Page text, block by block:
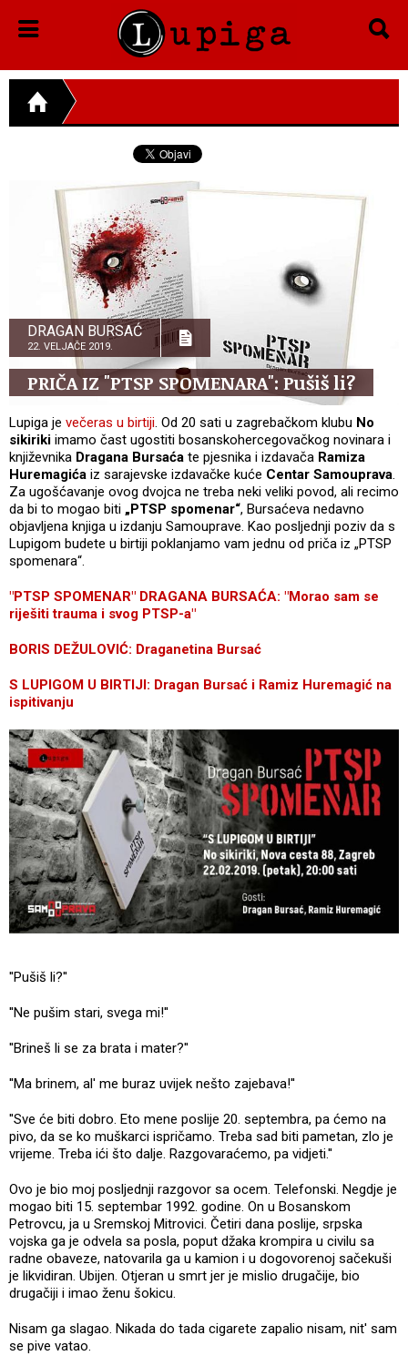
DRAGAN BURSAĆ
22. VELJAČE 2019.
PRIČA IZ "PTSP SPOMENARA": Pušiš li?
Lupiga je večeras u birtiji. Od 20 sati u zagrebačkom klubu No
sikiriki imamo čast ugostiti bosanskohercegovačkog novinara i
književnika Dragana Bursaća te pjesnika i izdavača Ramiza
Huremagića iz sarajevske izdavačke kuće Centar Samouprava.
Za ugošćavanje ovog dvojca ne treba neki veliki povod, ali recimo
da bi to mogao biti „PTSP spomenar“, Bursaćeva nedavno
objavljena knjiga u izdanju Samouprave. Kao posljednji poziv da s
Lupigom budete u birtiji poklanjamo vam jednu od priča iz „PTSP
spomenara“.
"PTSP SPOMENAR" DRAGANA BURSAĆA: "Morao sam se
riješiti trauma i svog PTSP-a"
BORIS DEŽULOVIĆ: Draganetina Bursać
S LUPIGOM U BIRTIJI: Dragan Bursać i Ramiz Huremagić na
ispitivanju
''Pušiš li?''
''Ne pušim stari, svega mi!''
''Brineš li se za brata i mater?''
''Ma brinem, al' me buraz uvijek nešto zajebava!''
''Sve će biti dobro. Eto mene poslije 20. septembra, pa ćemo na
pivo, da se ko muškarci ispričamo. Treba sad biti pametan, zlo je
vrijeme. Treba ići što dalje. Razgovaraćemo, pa vidjeti.''
Ovo je bio moj posljednji razgovor sa ocem. Telefonski. Negdje je
mogao biti 15. septembar 1992. godine. On u Bosanskom
Petrovcu, ja u Sremskoj Mitrovici. Četiri dana poslije, srpska
vojska ga je odvela sa posla, poput džaka krompira u civilu sa
radne obaveze, natovarila ga u kamion i u dogovorenoj sačekuši
je likvidiran. Ubijen. Otjeran u smrt jer je mislio drugačije, bio
drugačiji i imao ženu šokicu.
Nisam ga slagao. Nikada do tada cigarete zapalio nisam, nit' sam
se pive vatao.